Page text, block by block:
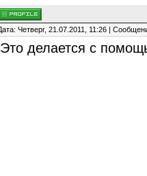
Четверг, 21.07.2011, 11:26 |
Это делается с